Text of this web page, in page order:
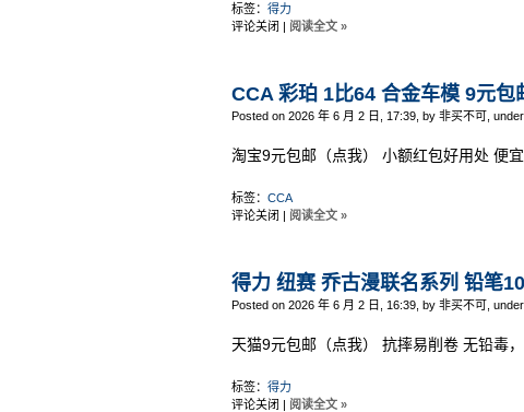
标签： 得力
评论关闭 | 阅读全文 »
CCA 彩珀 1比64 合金车模 9元包
Posted on 2026 年 6 月 2 日, 17:39, by 非买不可, under
淘宝9元包邮（点我） 小额红包好用处 便
标签： CCA
评论关闭 | 阅读全文 »
得力 纽赛 乔古漫联名系列 铅笔
Posted on 2026 年 6 月 2 日, 16:39, by 非买不可, under
天猫9元包邮（点我） 抗摔易削卷 无铅毒
标签： 得力
评论关闭 | 阅读全文 »